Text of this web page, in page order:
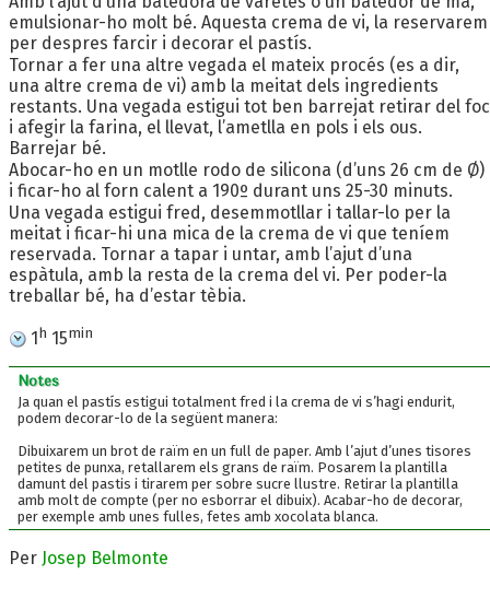
emulsionar-ho molt bé. Aquesta crema de vi, la reservarem
per despres farcir i decorar el pastís.
Tornar a fer una altre vegada el mateix procés (es a dir,
una altre crema de vi) amb la meitat dels ingredients
restants. Una vegada estigui tot ben barrejat retirar del foc
i afegir la farina, el llevat, l’ametlla en pols i els ous.
Barrejar bé.
Abocar-ho en un motlle rodo de silicona (d’uns 26 cm de Ø)
i ficar-ho al forn calent a 190º durant uns 25-30 minuts.
Una vegada estigui fred, desemmotllar i tallar-lo per la
meitat i ficar-hi una mica de la crema de vi que teníem
reservada. Tornar a tapar i untar, amb l’ajut d’una
espàtula, amb la resta de la crema del vi. Per poder-la
treballar bé, ha d’estar tèbia.
1h 15min
Notes
Ja quan el pastís estigui totalment fred i la crema de vi s’hagi endurit,
podem decorar-lo de la següent manera:
Dibuixarem un brot de raïm en un full de paper. Amb l’ajut d’unes tisores
petites de punxa, retallarem els grans de raïm. Posarem la plantilla
damunt del pastis i tirarem per sobre sucre llustre. Retirar la plantilla
amb molt de compte (per no esborrar el dibuix). Acabar-ho de decorar,
per exemple amb unes fulles, fetes amb xocolata blanca.
Per Josep Belmonte